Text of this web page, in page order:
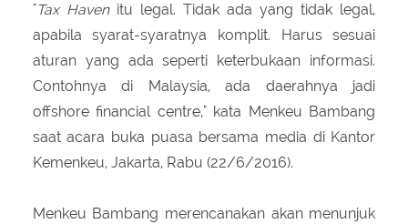
"Tax Havenitu legal. Tidak ada yang tidak legal,
apabila syarat-syaratnya komplit. Harus sesuai
aturan yang ada seperti keterbukaan informasi.
Contohnya di Malaysia, ada daerahnya jadi
offshore financial centre," kata Menkeu Bambang
saat acara buka puasa bersama media di Kantor
Kemenkeu, Jakarta, Rabu (22/6/2016).
Menkeu Bambang merencanakan akan menunjuk